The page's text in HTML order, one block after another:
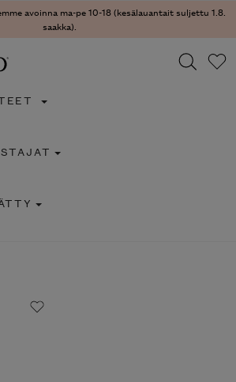
avoinna ma-pe 10-18 (kesälauantait suljettu 1.8.
saakka).
for results.